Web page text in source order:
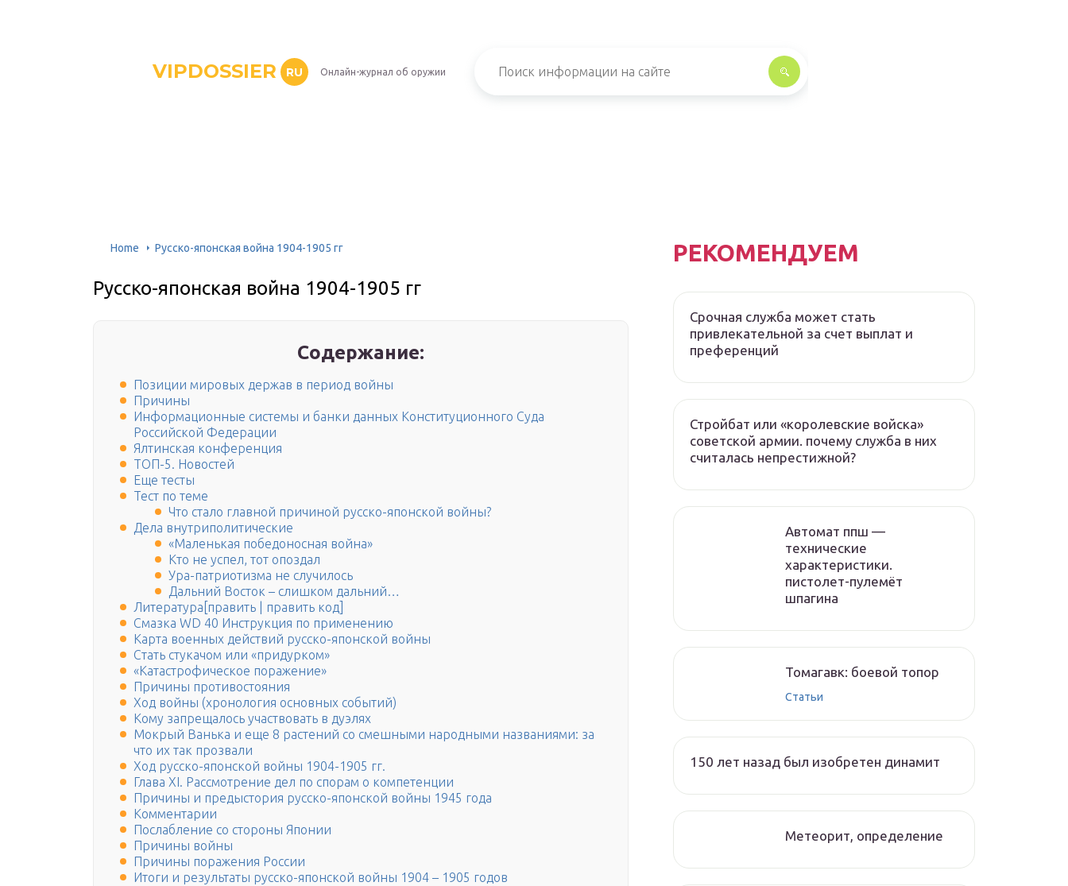
VIPDOSSIER RU Онлайн-журнал об оружии
Home Русско-японская война 1904-1905 гг
Русско-японская война 1904-1905 гг
Содержание:
Позиции мировых держав в период войны
Причины
Информационные системы и банки данных Конституционного Суда
Российской Федерации
Ялтинская конференция
ТОП-5. Новостей
Еще тесты
Тест по теме
Что стало главной причиной русско-японской войны?
Дела внутриполитические
«Маленькая победоносная война»
Кто не успел, тот опоздал
Ура-патриотизма не случилось
Дальний Восток – слишком дальний…
Литература[править | править код]
Смазка WD 40 Инструкция по применению
Карта военных действий русско-японской войны
Стать стукачом или «придурком»
«Катастрофическое поражение»
Причины противостояния
Ход войны (хронология основных событий)
Кому запрещалось участвовать в дуэлях
Мокрый Ванька и еще 8 растений со смешными народными названиями: за
что их так прозвали
Ход русско-японской войны 1904-1905 гг.
Глава XI. Рассмотрение дел по спорам о компетенции
Причины и предыстория русско-японской войны 1945 года
Комментарии
Послабление со стороны Японии
Причины войны
Причины поражения России
Итоги и результаты русско-японской войны 1904 – 1905 годов
РЕКОМЕНДУЕМ
Срочная служба может стать
привлекательной за счет выплат и
преференций
Стройбат или «королевские войска»
советской армии. почему служба в них
считалась непрестижной?
Автомат ппш —
технические
характеристики.
пистолет-пулемёт
шпагина
Томагавк: боевой топор
Статьи
150 лет назад был изобретен динамит
Метеорит, определение